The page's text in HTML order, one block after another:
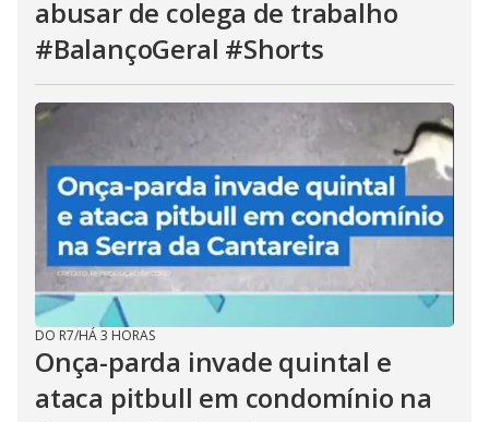
abusar de colega de trabalho
#BalançoGeral #Shorts
DO R7/HÁ 3 HORAS
Onça-parda invade quintal e
ataca pitbull em condomínio na